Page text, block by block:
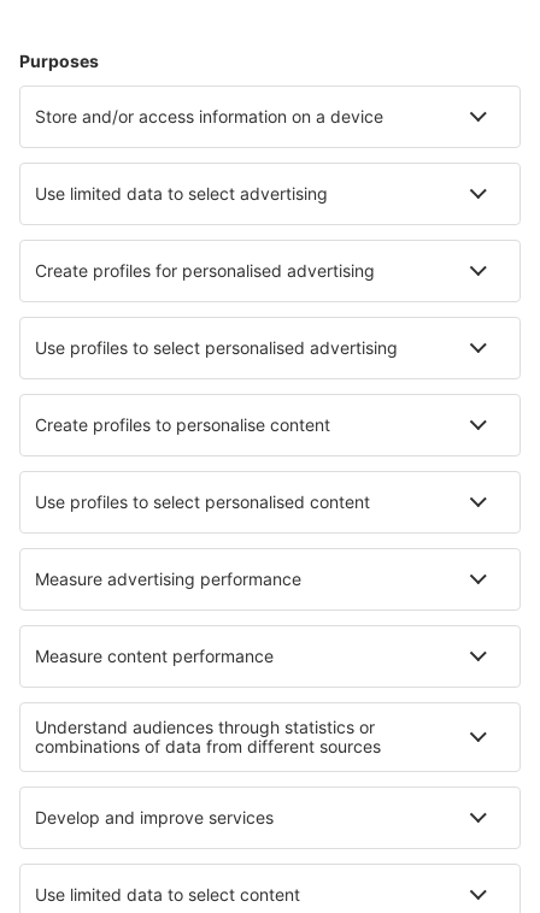
Hoteluri în Rio de Janeiro
Hoteluri în Belem Hoteluri în Campos dos Goytacazes
Hoteluri în Gramado Hoteluri în Ponta do Mutá
Hoteluri în Boa Vista Hoteluri în Atibaia
Cele mai bune hoteluri - orașe
Hoteluri în Meru Hoteluri în Grasten
Hoteluri în Vejers Strand Hoteluri în Fougamou
Hoteluri în Lecheng Hoteluri Longi
Hoteluri în Petrodvorets Hoteluri în Clydebank
Cele mai bune hoteluri - regiuni
Hoteluri în Praia do Forte Hoteluri în Fernando de Noronha
Hoteluri în Iguazú Hoteluri în Ipanema
Hoteluri în Copacabana Hoteluri în Belgia
Hoteluri în Parcul Național Munții Măcinului
Hoteluri in Quintana Roo Hoteluri în Huila